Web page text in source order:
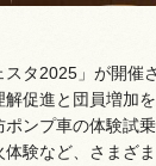
タ2025」が開催
促進と団員増加
ンプ車の体験試
験など、さまざ